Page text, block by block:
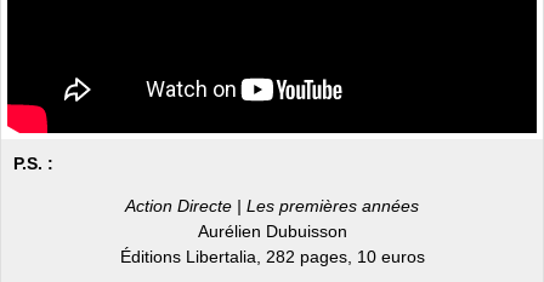
P.S. :
Action Directe | Les premières années
Aurélien Dubuisson
Éditions Libertalia, 282 pages, 10 euros